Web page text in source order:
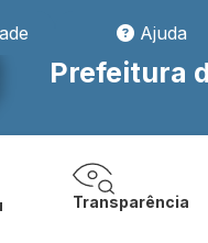
Ajuda
Prefeitura
Transparência